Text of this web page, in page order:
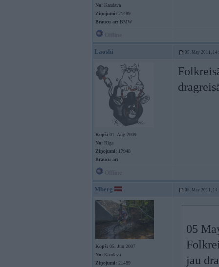
No: Kandava
Ziņojumi: 21489
Braucu ar: BMW
Laoshi 05. May 2011,
Kopš: 01. Aug 2009
No: Rīga
Ziņojumi: 17948
Braucu ar:
Mberg 05. May 2011,
Kopš: 05. Jun 2007
No: Kandava
Ziņojumi: 21489
05
jau